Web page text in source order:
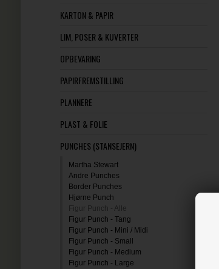
KARTON & PAPIR
LIM, POSER & KUVERTER
OPBEVARING
PAPIRFREMSTILLING
PLANNERE
PLAST & FOLIE
PUNCHES (STANSEJERN)
Martha Stewart
Andre Punches
Border Punches
Hjørne Punch
Figur Punch - Alle
Figur Punch - Tang
Figur Punch - Mini / Midi
Figur Punch - Small
Figur Punch - Medium
Figur Punch - Large